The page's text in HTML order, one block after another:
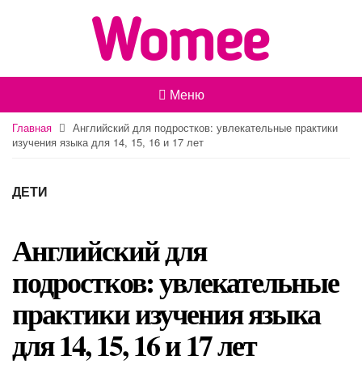
Меню
Главная
Английский для подростков: увлекательные практики
изучения языка для 14, 15, 16 и 17 лет
ДЕТИ
Английский для
подростков: увлекательные
практики изучения языка
для 14, 15, 16 и 17 лет